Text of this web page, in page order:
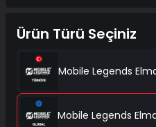
Ürün Türü Seçiniz
Mobile Legends
Mobile Legends